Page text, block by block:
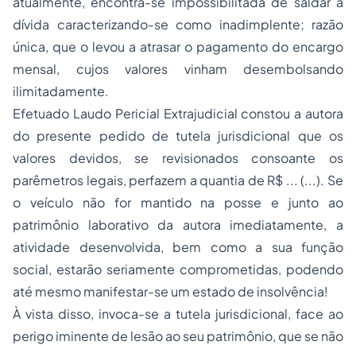
dívida caracterizando-se como inadimplente; razão
única, que o levou a atrasar o pagamento do encargo
mensal, cujos valores vinham desembolsando
ilimitadamente.
Efetuado Laudo Pericial Extrajudicial constou a autora
do presente pedido de tutela jurisdicional que os
valores devidos, se revisionados consoante os
parêmetros legais, perfazem a quantia de R$ ... (...). Se
o veículo não for mantido na posse e junto ao
patrimônio laborativo da autora imediatamente, a
atividade desenvolvida, bem como a sua função
social, estarão seriamente comprometidas, podendo
até mesmo manifestar-se um estado de insolvência!
À vista disso, invoca-se a tutela jurisdicional, face ao
perigo iminente de lesão ao seu patrimônio, que se não